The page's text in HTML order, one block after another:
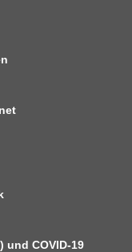
und COVID-19